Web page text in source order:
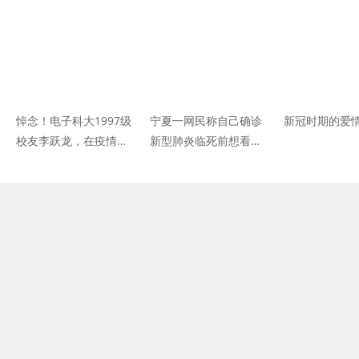
悼念！电子科大1997级
校友李跃龙，在疫情防
宁夏一网民称自己确诊
新型肺炎临死前想看女
新冠时期的爱